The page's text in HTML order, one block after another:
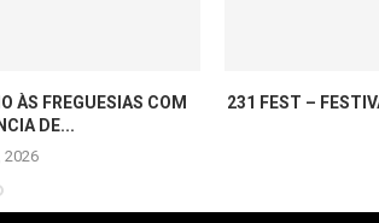
ÀS FREGUESIAS COM
DE...
2026
231 FEST –